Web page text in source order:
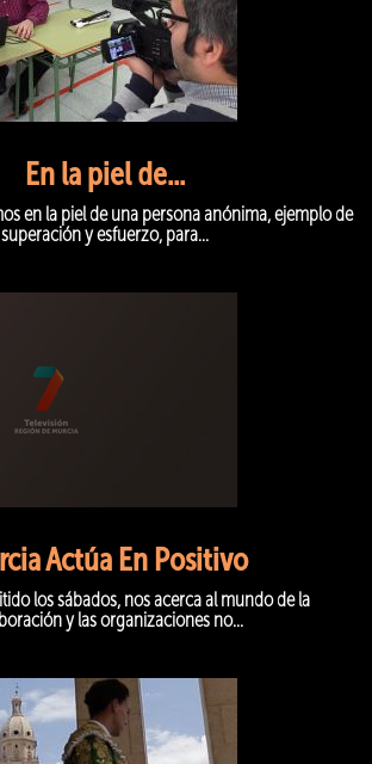
En la piel de...
en la piel de una persona anónima, ejemplo de
superación y esfuerzo, para...
Actúa En Positivo
los sábados, nos acerca al mundo de la
y las organizaciones no...